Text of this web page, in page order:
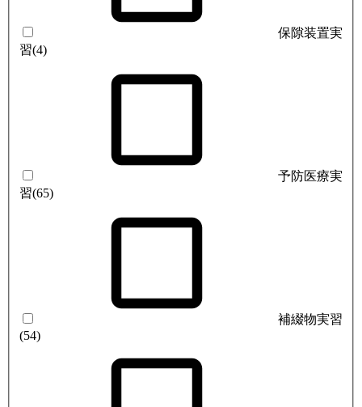
保隙装置実
習(4)
予防医療実
習(65)
補綴物実習
(54)